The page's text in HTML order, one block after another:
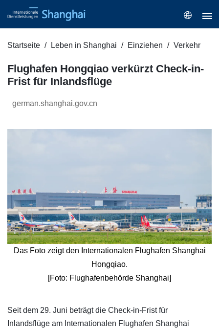
Startseite Leben in Shanghai Einziehen Verkehr
Flughafen Hongqiao verkürzt Check-in-
Frist für Inlandsflüge
german.shanghai.gov.cn
Das Foto zeigt den Internationalen Flughafen Shanghai
Hongqiao.
[Foto: Flughafenbehörde Shanghai]
​Seit dem 29. Juni beträgt die Check-in-Frist für
Inlandsflüge am Internationalen Flughafen Shanghai